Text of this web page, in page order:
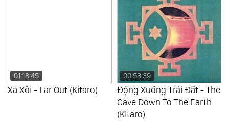
01:18:45
Xa Xôi - Far Out (Kitaro)
00:53:39
Động Xuống Trái Đất - The
Cave Down To The Earth
(Kitaro)